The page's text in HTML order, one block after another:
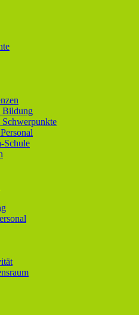
Bildung
Schwerpunkte
Schule